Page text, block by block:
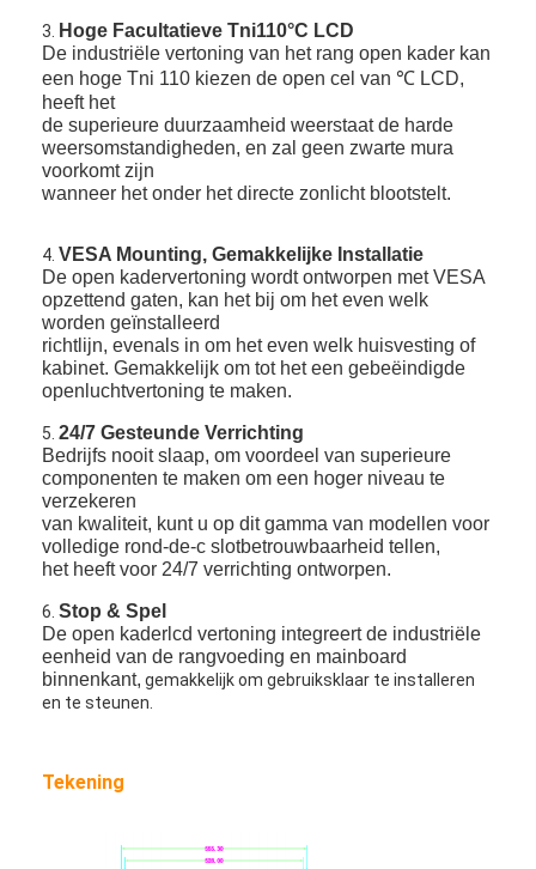
Producten
3.
Hoge Facultatieve Tni110°C LCD
De industriële vertoning van het rang open kader kan
een hoge Tni 110 kiezen de open cel van ℃ LCD,
heeft het
de superieure duurzaamheid weerstaat de harde
weersomstandigheden, en zal geen zwarte mura
voorkomt zijn
wanneer het onder het directe zonlicht blootstelt.
4.VESA Mounting, Gemakkelijke Installatie
De open kadervertoning wordt ontworpen met VESA
opzettend gaten, kan het bij om het even welk
worden geïnstalleerd
richtlijn, evenals in om het even welk huisvesting of
kabinet. Gemakkelijk om tot het een gebeëindigde
openluchtvertoning te maken.
5.24/7 Gesteunde Verrichting
Bedrijfs nooit slaap, om voordeel van superieure
componenten te maken om een hoger niveau te
verzekeren
van kwaliteit, kunt u op dit gamma van modellen voor
volledige rond-de-c slotbetrouwbaarheid tellen,
het heeft voor 24/7 verrichting ontworpen.
6.Stop & Spel
De open kaderlcd vertoning integreert de industriële
eenheid van de rangvoeding en mainboard
binnenkant, gemakkelijk om gebruiksklaar te installeren
en te steunen.
Tekening